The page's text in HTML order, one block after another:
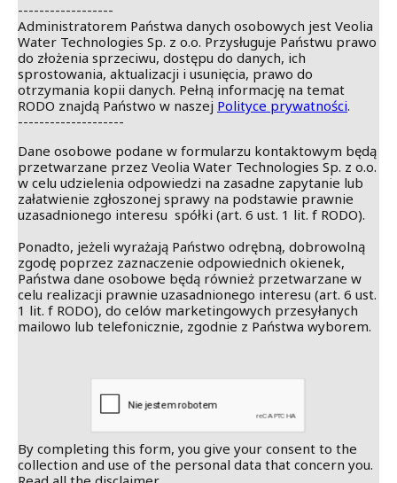
------------------
Administratorem Państwa danych osobowych jest Veolia
Water Technologies Sp. z o.o. Przysługuje Państwu prawo
do złożenia sprzeciwu, dostępu do danych, ich
sprostowania, aktualizacji i usunięcia, prawo do
otrzymania kopii danych. Pełną informację na temat
RODO znajdą Państwo w naszej Polityce prywatności.
--------------------
Dane osobowe podane w formularzu kontaktowym będą
przetwarzane przez Veolia Water Technologies Sp. z o.o.
w celu udzielenia odpowiedzi na zasadne zapytanie lub
załatwienie zgłoszonej sprawy na podstawie prawnie
uzasadnionego interesu spółki (art. 6 ust. 1 lit. f RODO).
Ponadto, jeżeli wyrażają Państwo odrębną, dobrowolną
zgodę poprzez zaznaczenie odpowiednich okienek,
Państwa dane osobowe będą również przetwarzane w
celu realizacji prawnie uzasadnionego interesu (art. 6 ust.
1 lit. f RODO), do celów marketingowych przesyłanych
mailowo lub telefonicznie, zgodnie z Państwa wyborem.
By completing this form, you give your consent to the
collection and use of the personal data that concern you.